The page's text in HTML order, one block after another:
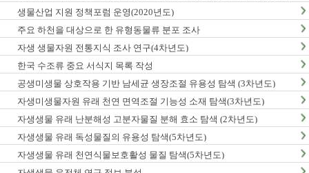
석 최종보고서
생물산업 지원 정책포럼 운영(2020년도)
주요 하천을 대상으로 한 유형동물류 분포 조사
자생 생물자원 전통지식 조사 연구(4차년도)
한국 수조류 중요 서식지 목록 작성
공생미생물 상호작용 기반 남세균 생장조절 유용성 탐색 (3차년도)
자생미생물자원 유래 천연 면역조절 기능성 소재 탐색(3차년도)
자생생물 유래 난분해성 고분자물질 분해 효소 탐색 (2차년도)
자생생물 유래 독성물질의 유용성 탐색(5차년도)
자생생물 유래 천연식물보호활성 물질 탐색(5차년도)